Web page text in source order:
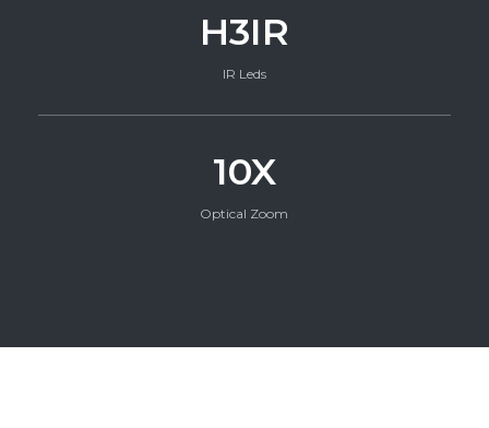
H3IR
IR Leds
10X
Optical Zoom